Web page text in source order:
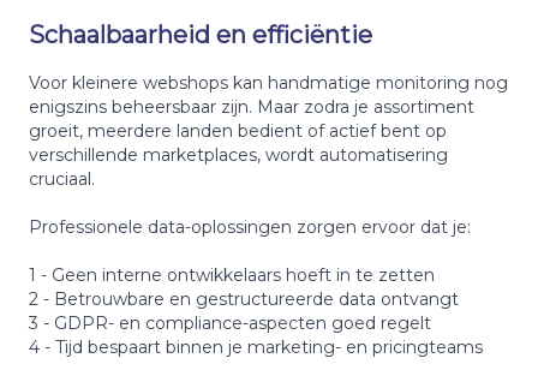
Schaalbaarheid en efficiëntie
Voor kleinere webshops kan handmatige monitoring nog
enigszins beheersbaar zijn. Maar zodra je assortiment
groeit, meerdere landen bedient of actief bent op
verschillende marketplaces, wordt automatisering
cruciaal.
Professionele data-oplossingen zorgen ervoor dat je:
1 - Geen interne ontwikkelaars hoeft in te zetten
2 - Betrouwbare en gestructureerde data ontvangt
3 - GDPR- en compliance-aspecten goed regelt
4 - Tijd bespaart binnen je marketing- en pricingteams